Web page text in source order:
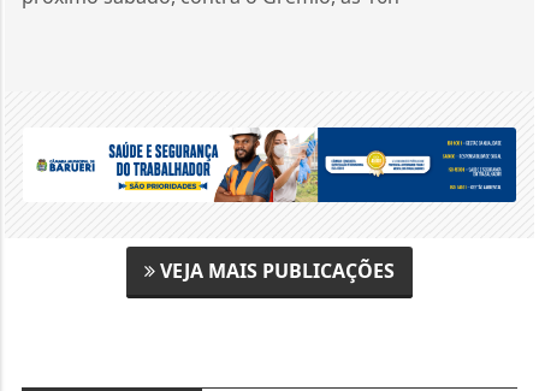
VEJA MAIS PUBLICAÇÕES